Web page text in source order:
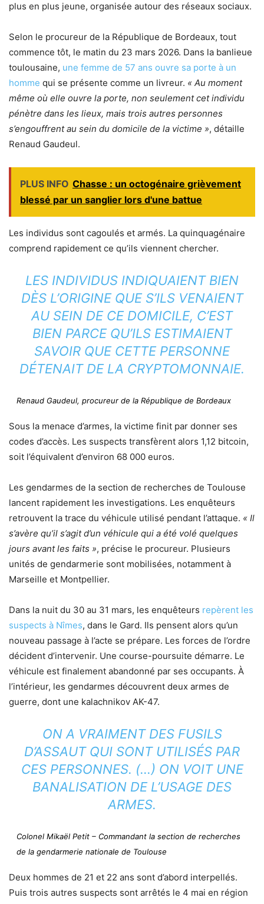
plus en plus jeune, organisée autour des réseaux sociaux.
Selon le procureur de la République de Bordeaux, tout
commence tôt, le matin du 23 mars 2026. Dans la banlieue
toulousaine, une femme de 57 ans ouvre sa porte à un
homme qui se présente comme un livreur. « Au moment
même où elle ouvre la porte, non seulement cet individu
pénètre dans les lieux, mais trois autres personnes
s’engouffrent au sein du domicile de la victime », détaille
Renaud Gaudeul.
PLUS INFO Chasse : un octogénaire grièvement
blessé par un sanglier lors d'une battue
Les individus sont cagoulés et armés. La quinquagénaire
comprend rapidement ce qu’ils viennent chercher.
LES INDIVIDUS INDIQUAIENT BIEN
DÈS L’ORIGINE QUE S’ILS VENAIENT
AU SEIN DE CE DOMICILE, C’EST
BIEN PARCE QU’ILS ESTIMAIENT
SAVOIR QUE CETTE PERSONNE
DÉTENAIT DE LA CRYPTOMONNAIE.
Renaud Gaudeul, procureur de la République de Bordeaux
Sous la menace d’armes, la victime finit par donner ses
codes d’accès. Les suspects transfèrent alors 1,12 bitcoin,
soit l’équivalent d’environ 68 000 euros.
Les gendarmes de la section de recherches de Toulouse
lancent rapidement les investigations. Les enquêteurs
retrouvent la trace du véhicule utilisé pendant l’attaque. « Il
s’avère qu’il s’agit d’un véhicule qui a été volé quelques
jours avant les faits », précise le procureur. Plusieurs
unités de gendarmerie sont mobilisées, notamment à
Marseille et Montpellier.
Dans la nuit du 30 au 31 mars, les enquêteurs repèrent les
suspects à Nîmes, dans le Gard. Ils pensent alors qu’un
nouveau passage à l’acte se prépare. Les forces de l’ordre
décident d’intervenir. Une course-poursuite démarre. Le
véhicule est finalement abandonné par ses occupants. À
l’intérieur, les gendarmes découvrent deux armes de
guerre, dont une kalachnikov AK-47.
ON A VRAIMENT DES FUSILS
D’ASSAUT QUI SONT UTILISÉS PAR
CES PERSONNES. (…) ON VOIT UNE
BANALISATION DE L’USAGE DES
ARMES.
Colonel Mikaël Petit – Commandant la section de recherches
de la gendarmerie nationale de Toulouse
Deux hommes de 21 et 22 ans sont d’abord interpellés.
Puis trois autres suspects sont arrêtés le 4 mai en région